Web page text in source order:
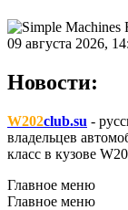
09 августа 2026,
Новости:
W202club.su -
владельцев
класс в кузове
Главное меню
Главное меню